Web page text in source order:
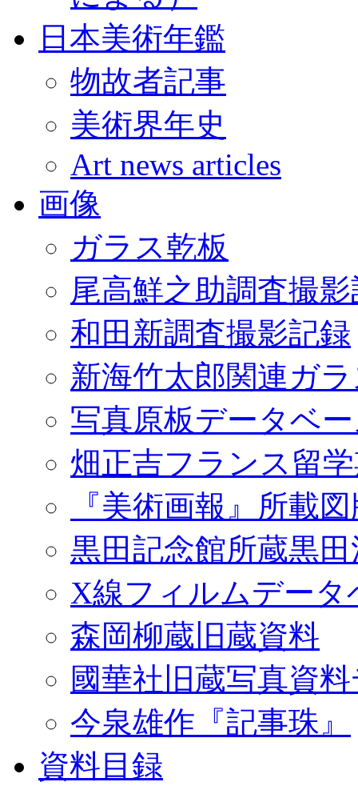
日本美術年鑑
物故者記事
美術界年史
Art news articles
画像
ガラス乾板
尾高鮮之助調査撮
和田新調査撮影記録
新海竹太郎関連ガ
写真原板データベ
畑正吉フランス留
『美術画報』所載
黒田記念館所蔵黒
X線フィルムデータ
森岡柳蔵旧蔵資料
國華社旧蔵写真資
今泉雄作『記事珠』
資料目録